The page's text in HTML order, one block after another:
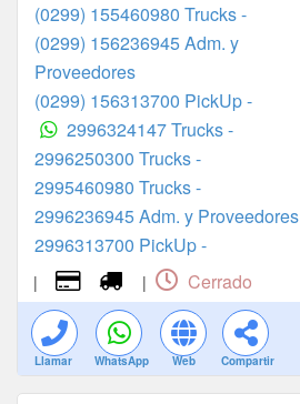
(0299) 155460980 Trucks -
(0299) 156236945 Adm. y
Proveedores
(0299) 156313700 PickUp -
2996324147 Trucks -
2996250300 Trucks -
2995460980 Trucks -
2996236945 Adm. y Proveedores
2996313700 PickUp -
| | Cerrado
Llamar WhatsApp Web Compartir